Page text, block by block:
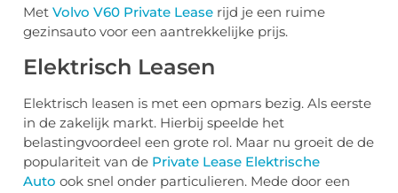
Met Volvo V60 Private Lease rijd je een ruime
gezinsauto voor een aantrekkelijke prijs.
Elektrisch Leasen
Elektrisch leasen is met een opmars bezig. Als eerste
in de zakelijk markt. Hierbij speelde het
belastingvoordeel een grote rol. Maar nu groeit de de
populariteit van de Private Lease Elektrische
Auto ook snel onder particulieren. Mede door een